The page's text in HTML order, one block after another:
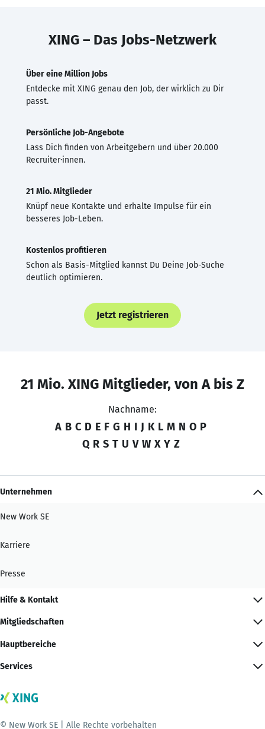
XING – Das Jobs-Netzwerk
Über eine Million Jobs
Entdecke mit XING genau den Job, der wirklich zu Dir
passt.
Persönliche Job-Angebote
Lass Dich finden von Arbeitgebern und über 20.000
Recruiter·innen.
21 Mio. Mitglieder
Knüpf neue Kontakte und erhalte Impulse für ein
besseres Job-Leben.
Kostenlos profitieren
Schon als Basis-Mitglied kannst Du Deine Job-Suche
deutlich optimieren.
Jetzt registrieren
21 Mio. XING Mitglieder, von A bis Z
Nachname:
A B C D E F G H I J K L M N O P
Q R S T U V W X Y Z
Unternehmen
New Work SE
Karriere
Presse
Hilfe & Kontakt
Mitgliedschaften
Hauptbereiche
Services
© New Work SE | Alle Rechte vorbehalten